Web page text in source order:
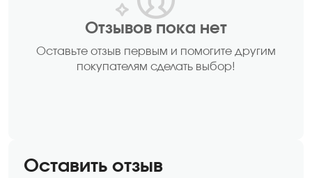
Отзывов пока нет
Оставьте отзыв первым и помогите другим
покупателям сделать выбор!
Оставить отзыв